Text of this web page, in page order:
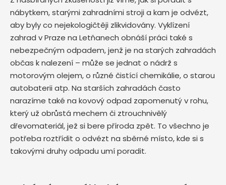
nábytkem, starými zahradními stroji a kam je odvézt,
aby byly co nejekologičtěji zlikvidovány. Vyklízení
zahrad v Praze na Letňanech obnáší práci také s
nebezpečným odpadem, jenž je na starých zahradách
občas k nalezení – může se jednat o nádrž s
motorovým olejem, o různé čistící chemikálie, o starou
autobaterii atp. Na starších zahradách často
narazíme také na kovový odpad zapomenutý v rohu,
který už obrůstá mechem či ztrouchnivělý
dřevomateriál, jež si bere příroda zpět. To všechno je
potřeba roztřídit o odvézt na sběrné místo, kde si s
takovými druhy odpadu umí poradit.